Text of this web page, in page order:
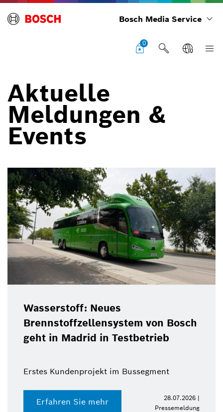
Bosch Media Service
0
Aktuelle
Meldungen &
Events
Wasserstoff: Neues
Brennstoffzellensystem von Bosch
geht in Madrid in Testbetrieb
Erstes Kundenprojekt im Bussegment
Erfahren Sie mehr
28.07.2026 |
Pressemeldung